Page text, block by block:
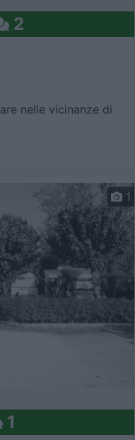
2
nelle vicinanze di
1
1